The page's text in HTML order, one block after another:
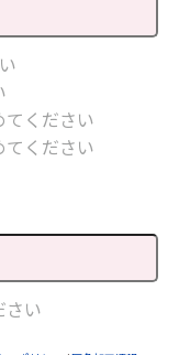
ください
ください
さい